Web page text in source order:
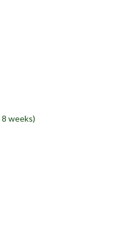
weeks)